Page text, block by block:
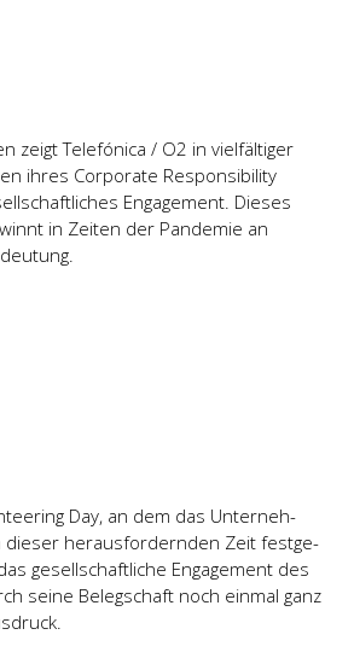
zeigt Tele­fó­ni­ca / O2 in viel­fäl­ti­ger
ihres Cor­po­ra­te Respon­si­bi­li­ty
Enga­ge­ment. Die­ses
in Zei­ten der Pan­de­mie an
Day, an dem das Unter­neh­
die­ser her­aus­for­dern­den Zeit fest­ge­
gesell­schaft­li­che Enga­ge­ment des
sei­ne Beleg­schaft noch ein­mal ganz